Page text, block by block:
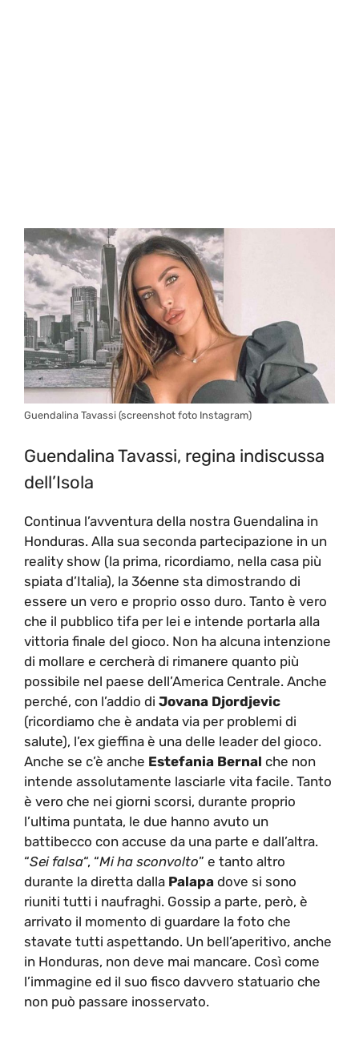
Guendalina Tavassi (screenshot foto Instagram)
Guendalina Tavassi, regina indiscussa
dell’Isola
Continua l’avventura della nostra Guendalina in
Honduras. Alla sua seconda partecipazione in un
reality show (la prima, ricordiamo, nella casa più
spiata d’Italia), la 36enne sta dimostrando di
essere un vero e proprio osso duro. Tanto è vero
che il pubblico tifa per lei e intende portarla alla
vittoria finale del gioco. Non ha alcuna intenzione
di mollare e cercherà di rimanere quanto più
possibile nel paese dell’America Centrale. Anche
perché, con l’addio di Jovana Djordjevic
(ricordiamo che è andata via per problemi di
salute), l’ex gieffina è una delle leader del gioco.
Anche se c’è anche Estefania Bernal che non
intende assolutamente lasciarle vita facile. Tanto
è vero che nei giorni scorsi, durante proprio
l’ultima puntata, le due hanno avuto un
battibecco con accuse da una parte e dall’altra.
“Sei falsa“, “Mi ha sconvolto” e tanto altro
durante la diretta dalla Palapa dove si sono
riuniti tutti i naufraghi. Gossip a parte, però, è
arrivato il momento di guardare la foto che
stavate tutti aspettando. Un bell’aperitivo, anche
in Honduras, non deve mai mancare. Così come
l’immagine ed il suo fisco davvero statuario che
non può passare inosservato.